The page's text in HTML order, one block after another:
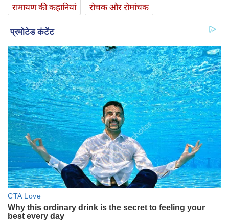
रामायण की कहानियां
रोचक और रोमांचक